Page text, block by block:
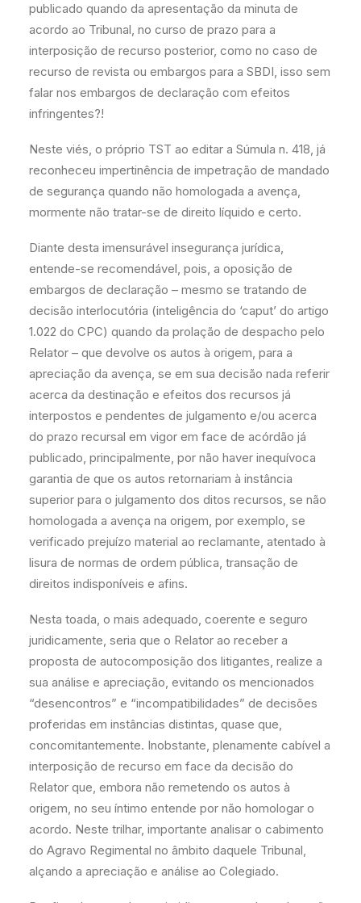
publicado quando da apresentação da minuta de
acordo ao Tribunal, no curso de prazo para a
interposição de recurso posterior, como no caso de
recurso de revista ou embargos para a SBDI, isso sem
falar nos embargos de declaração com efeitos
infringentes?!
Neste viés, o próprio TST ao editar a Súmula n. 418, já
reconheceu impertinência de impetração de mandado
de segurança quando não homologada a avença,
mormente não tratar-se de direito líquido e certo.
Diante desta imensurável insegurança jurídica,
entende-se recomendável, pois, a oposição de
embargos de declaração – mesmo se tratando de
decisão interlocutória (inteligência do ‘caput’ do artigo
1.022 do CPC) quando da prolação de despacho pelo
Relator – que devolve os autos à origem, para a
apreciação da avença, se em sua decisão nada referir
acerca da destinação e efeitos dos recursos já
interpostos e pendentes de julgamento e/ou acerca
do prazo recursal em vigor em face de acórdão já
publicado, principalmente, por não haver inequívoca
garantia de que os autos retornariam à instância
superior para o julgamento dos ditos recursos, se não
homologada a avença na origem, por exemplo, se
verificado prejuízo material ao reclamante, atentado à
lisura de normas de ordem pública, transação de
direitos indisponíveis e afins.
Nesta toada, o mais adequado, coerente e seguro
juridicamente, seria que o Relator ao receber a
proposta de autocomposição dos litigantes, realize a
sua análise e apreciação, evitando os mencionados
“desencontros” e “incompatibilidades” de decisões
proferidas em instâncias distintas, quase que,
concomitantemente. Inobstante, plenamente cabível a
interposição de recurso em face da decisão do
Relator que, embora não remetendo os autos à
origem, no seu íntimo entende por não homologar o
acordo. Neste trilhar, importante analisar o cabimento
do Agravo Regimental no âmbito daquele Tribunal,
alçando a apreciação e análise ao Colegiado.